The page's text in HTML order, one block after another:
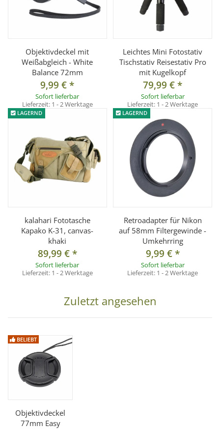
Objektivdeckel mit
Weißabgleich - White
Balance 72mm
9,99 €*
Sofort lieferbar
Lieferzeit: 1 - 2 Werktage
Leichtes Mini Fotostativ
Tischstativ Reisestativ Pro
mit Kugelkopf
79,99 €*
Sofort lieferbar
Lieferzeit: 1 - 2 Werktage
LAGERND
kalahari Fototasche
Kapako K-31, canvas-
khaki
89,99 €*
Sofort lieferbar
Lieferzeit: 1 - 2 Werktage
LAGERND
Retroadapter für Nikon
auf 58mm Filtergewinde -
Umkehrring
9,99 €*
Sofort lieferbar
Lieferzeit: 1 - 2 Werktage
Zuletzt angesehen
BELIEBT
Objektivdeckel
77mm Easy